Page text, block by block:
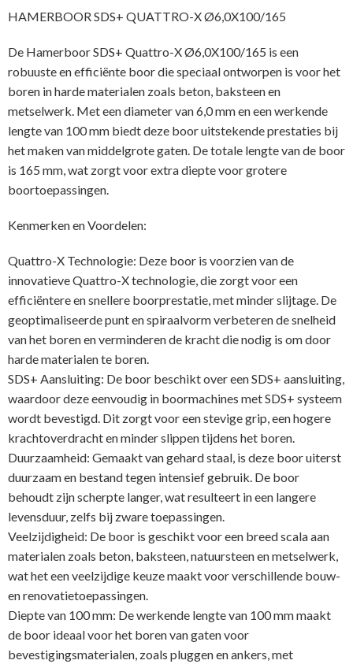
HAMERBOOR SDS+ QUATTRO-X Ø6,0X100/165
De Hamerboor SDS+ Quattro-X Ø6,0X100/165 is een
robuuste en efficiënte boor die speciaal ontworpen is voor het
boren in harde materialen zoals beton, baksteen en
metselwerk. Met een diameter van 6,0 mm en een werkende
lengte van 100 mm biedt deze boor uitstekende prestaties bij
het maken van middelgrote gaten. De totale lengte van de boor
is 165 mm, wat zorgt voor extra diepte voor grotere
boortoepassingen.
Kenmerken en Voordelen:
Quattro-X Technologie: Deze boor is voorzien van de
innovatieve Quattro-X technologie, die zorgt voor een
efficiëntere en snellere boorprestatie, met minder slijtage. De
geoptimaliseerde punt en spiraalvorm verbeteren de snelheid
van het boren en verminderen de kracht die nodig is om door
harde materialen te boren.
SDS+ Aansluiting: De boor beschikt over een SDS+ aansluiting,
waardoor deze eenvoudig in boormachines met SDS+ systeem
wordt bevestigd. Dit zorgt voor een stevige grip, een hogere
krachtoverdracht en minder slippen tijdens het boren.
Duurzaamheid: Gemaakt van gehard staal, is deze boor uiterst
duurzaam en bestand tegen intensief gebruik. De boor
behoudt zijn scherpte langer, wat resulteert in een langere
levensduur, zelfs bij zware toepassingen.
Veelzijdigheid: De boor is geschikt voor een breed scala aan
materialen zoals beton, baksteen, natuursteen en metselwerk,
wat het een veelzijdige keuze maakt voor verschillende bouw-
en renovatietoepassingen.
Diepte van 100 mm: De werkende lengte van 100 mm maakt
de boor ideaal voor het boren van gaten voor
bevestigingsmaterialen, zoals pluggen en ankers, met